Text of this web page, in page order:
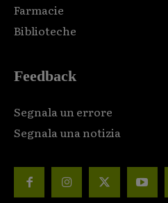
Farmacie
Biblioteche
Feedback
Segnala un errore
Segnala una notizia